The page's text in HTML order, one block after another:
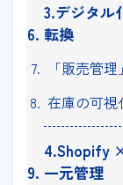
3.デジタル
転換
「販売管
在庫の可
4.Shopify
一元管理